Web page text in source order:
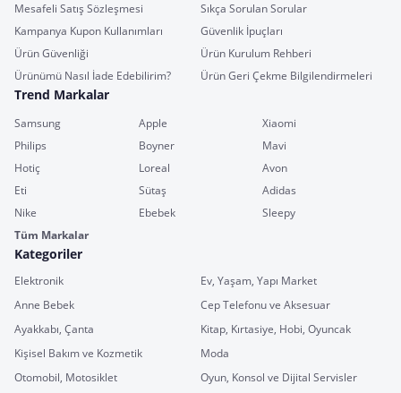
Mesafeli Satış Sözleşmesi
Sıkça Sorulan Sorular
Kampanya Kupon Kullanımları
Güvenlik İpuçları
Ürün Güvenliği
Ürün Kurulum Rehberi
Ürünümü Nasıl İade Edebilirim?
Ürün Geri Çekme Bilgilendirmeleri
Trend Markalar
Samsung Apple
Xiaomi
Philips
Boyner
Mavi
Hotiç
Loreal
Avon
Eti
Sütaş
Adidas
Nike
Ebebek
Sleepy
Tüm Markalar
Kategoriler
Elektronik
Ev, Yaşam, Yapı Market
Anne Bebek
Cep Telefonu ve Aksesuar
Ayakkabı, Çanta
Kitap, Kırtasiye, Hobi, Oyuncak
Kişisel Bakım ve Kozmetik
Moda
Otomobil, Motosiklet
Oyun, Konsol ve Dijital Servisler